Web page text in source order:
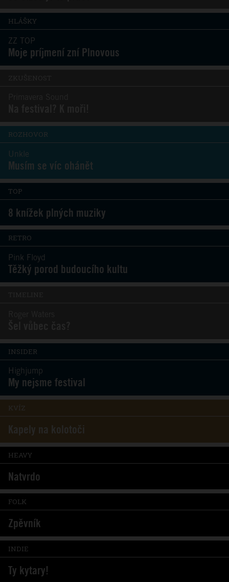
HLÁŠKY
ZZ TOP
Moje príjmení zní Plnovous
ROZHOVOR
Unkle
Musím se víc ohánět
TOP
8 knížek plných muziky
RETRO
Pink Floyd
Těžký porod budoucího kultu
INSIDER
Highjump
My nejsme festival
KVÍZ
Kapely na kolotoči
HEAVY
Natvrdo
FOLK
Zpěvník
INDIE
Ty kytary!